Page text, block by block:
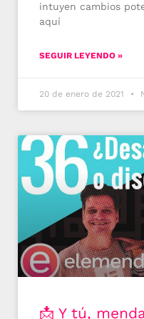
intuyen cambios
aquí
SEGUIR LEYENDO »
20 de enero de 2021
📩 Y tú,